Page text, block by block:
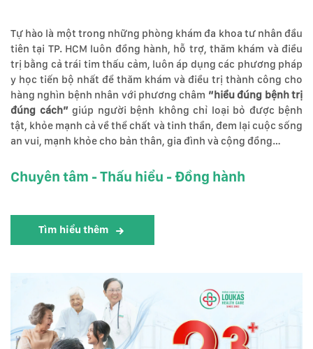
Tự hào là một trong những phòng khám đa khoa tư nhân đầu
tiên tại TP. HCM luôn đồng hành, hỗ trợ, thăm khám và điều
trị bằng cả trái tim thấu cảm, luôn áp dụng các phương pháp
y học tiến bộ nhất để thăm khám và điều trị thành công cho
hàng nghìn bệnh nhân với phương châm ”hiểu đúng bệnh trị
đúng cách” giúp người bệnh không chỉ loại bỏ được bệnh
tật, khỏe mạnh cả về thể chất và tinh thần, đem lại cuộc sống
an vui, mạnh khỏe cho bản thân, gia đình và cộng đồng…
Chuyên tâm - Thấu hiểu - Đồng hành
Tìm hiểu thêm